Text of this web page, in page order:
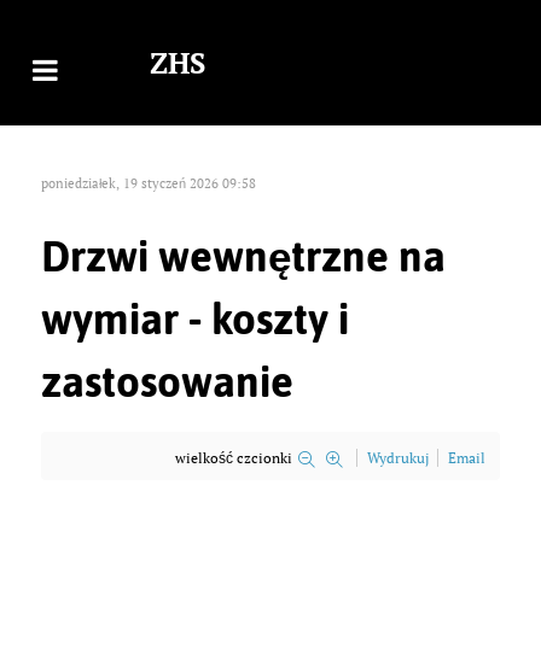
ZHS
poniedziałek, 19 styczeń 2026 09:58
Drzwi wewnętrzne na
wymiar - koszty i
zastosowanie
wielkość czcionki Wydrukuj Email